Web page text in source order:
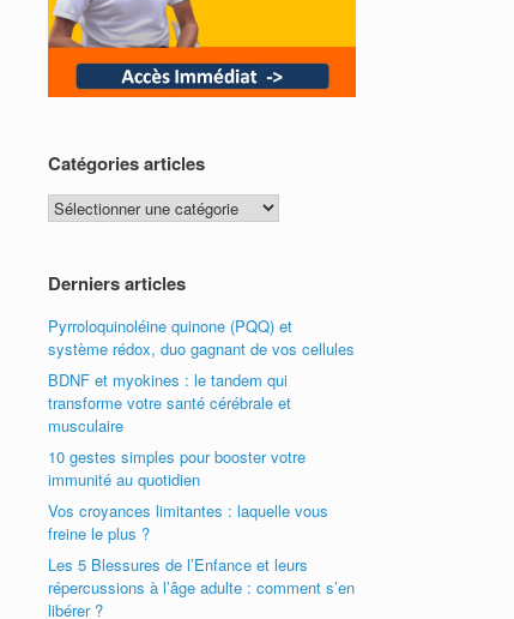
Catégories articles
Catégories
articles
Derniers articles
Pyrroloquinoléine quinone (PQQ) et
système rédox, duo gagnant de vos cellules
BDNF et myokines : le tandem qui
transforme votre santé cérébrale et
musculaire
10 gestes simples pour booster votre
immunité au quotidien
Vos croyances limitantes : laquelle vous
freine le plus ?
Les 5 Blessures de l’Enfance et leurs
répercussions à l’âge adulte : comment s’en
libérer ?